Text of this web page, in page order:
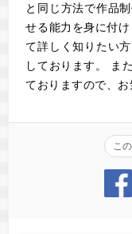
と同じ方法で作品
せる能力を身に付
て詳しく知りたい
しております。 また
ておりますので、お
こ